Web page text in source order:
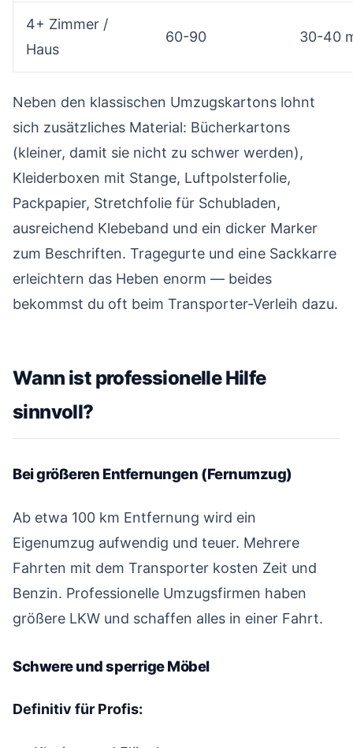
4+ Zimmer /
Haus
60-90 30-40
Neben den klassischen Umzugskartons lohnt
sich zusätzliches Material: Bücherkartons
(kleiner, damit sie nicht zu schwer werden),
Kleiderboxen mit Stange, Luftpolsterfolie,
Packpapier, Stretchfolie für Schubladen,
ausreichend Klebeband und ein dicker Marker
zum Beschriften. Tragegurte und eine Sackkarre
erleichtern das Heben enorm — beides
bekommst du oft beim Transporter-Verleih dazu.
Wann ist professionelle Hilfe
sinnvoll?
Bei größeren Entfernungen (Fernumzug)
Ab etwa 100 km Entfernung wird ein
Eigenumzug aufwendig und teuer. Mehrere
Fahrten mit dem Transporter kosten Zeit und
Benzin. Professionelle Umzugsfirmen haben
größere LKW und schaffen alles in einer Fahrt.
Schwere und sperrige Möbel
Definitiv für Profis: